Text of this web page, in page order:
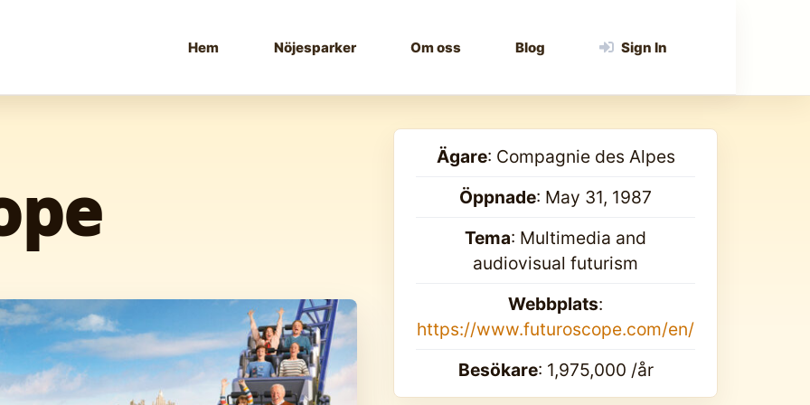
Hem Nöjesparker Om oss Blog Sign In
Ägare: Compagnie des Alpes
Öppnade: May 31, 1987
Tema: Multimedia and
audiovisual futurism
Webbplats:
https://www.futuroscope.com/en/
Besökare: 1,975,000 /år